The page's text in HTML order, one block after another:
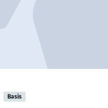
Basis